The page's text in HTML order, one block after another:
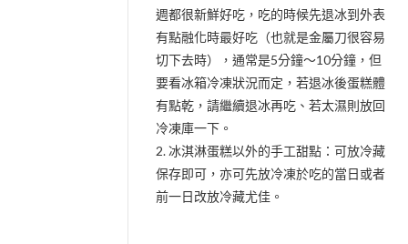
週都很新鮮好吃，吃的時候先退冰到外表
有點融化時最好吃（也就是金屬刀很容易
切下去時），通常是5分鐘～10分鐘，但
要看冰箱冷凍狀況而定，若退冰後蛋糕體
有點乾，請繼續退冰再吃、若太濕則放回
冷凍庫一下。
2. 冰淇淋蛋糕以外的手工甜點：可放冷藏
保存即可，亦可先放冷凍於吃的當日或者
前一日改放冷藏尤佳。